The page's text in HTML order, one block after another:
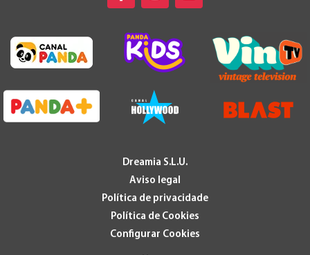
Dreamia S.L.U.
Aviso legal
Política de privacidade
Política de Cookies
Configurar Cookies